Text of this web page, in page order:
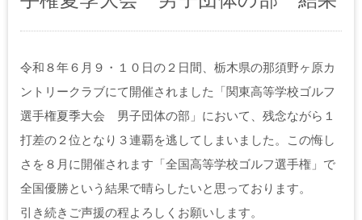
令和８年６月９・１０日の２日間、栃木県の那須野ヶ原カ
ントリークラブにて開催されました「関東高等学校ゴルフ
選手権夏季大会 男子団体の部」において、残念ながら１
打差の２位となり３連覇を逃してしまいました。この悔し
さを８月に開催されます「全国高等学校ゴルフ選手権」で
全国優勝という結果で晴らしたいと思っております。
引き続きご声援の程よろしくお願いします。